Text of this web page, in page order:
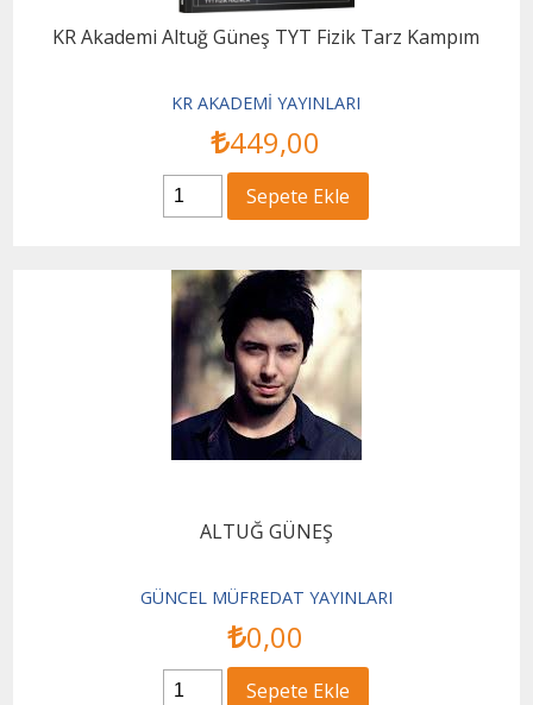
KR Akademi Altuğ Güneş TYT Fizik Tarz Kampım
KR AKADEMİ YAYINLARI
449,00
Sepete Ekle
ALTUĞ GÜNEŞ
GÜNCEL MÜFREDAT YAYINLARI
0,00
Sepete Ekle